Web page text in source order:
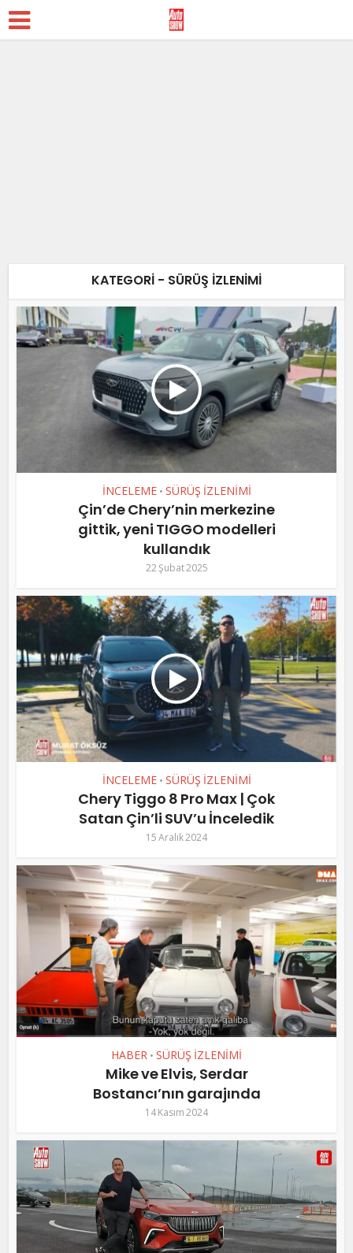
KATEGORI - SÜRÜŞ İZLENİMİ
İNCELEME • SÜRÜŞ İZLENİMİ
Çin’de Chery’nin merkezine
gittik, yeni TIGGO modelleri
kullandık
22 Şubat 2025
İNCELEME • SÜRÜŞ İZLENİMİ
Chery Tiggo 8 Pro Max | Çok
Satan Çin’li SUV’u İnceledik
15 Aralık 2024
HABER • SÜRÜŞ İZLENİMİ
Mike ve Elvis, Serdar
Bostancı’nın garajında
14 Kasım 2024